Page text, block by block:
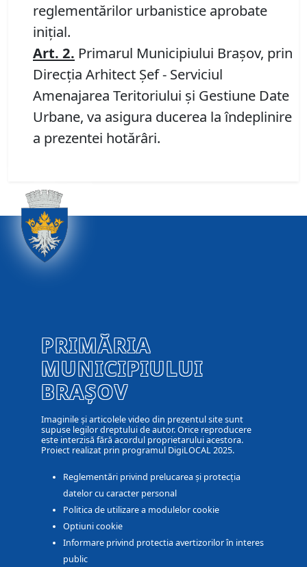
reglementărilor urbanistice aprobate
iniţial.
Art. 2. Primarul Municipiului Braşov, prin
Direcţia Arhitect Şef - Serviciul
Amenajarea Teritoriului şi Gestiune Date
Urbane, va asigura ducerea la îndeplinire
a prezentei hotărâri.
PRIMĂRIA
MUNICIPIULUI
BRAȘOV
Imaginile și articolele video din prezentul site sunt
supuse legilor dreptului de autor. Orice reproducere
este interzisă fără acordul proprietarului acestora.
Proiect realizat prin programul DigiLOCAL 2025.
Reglementări privind prelucarea și protecția
datelor cu caracter personal
Politica de utilizare a modulelor cookie
Optiuni cookie
Informare privind protectia avertizorilor în interes
public